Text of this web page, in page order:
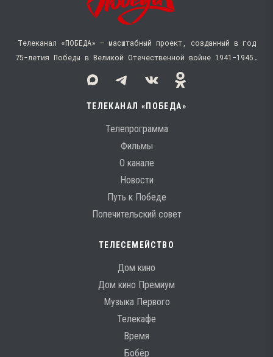
Телеканал «ПОБЕДА» — масштабный проект, созданный в год
75-летия Победы в Великой Отечественной войне 1941−1945.
ТЕЛЕКАНАЛ «ПОБЕДА»
Телепрограмма
Фильмы
О канале
Новости
Путь к Победе
Попечительский совет
ТЕЛЕСЕМЕЙСТВО
Дом кино
Дом кино Премиум
Музыка Первого
Телекафе
Время
Бобёр